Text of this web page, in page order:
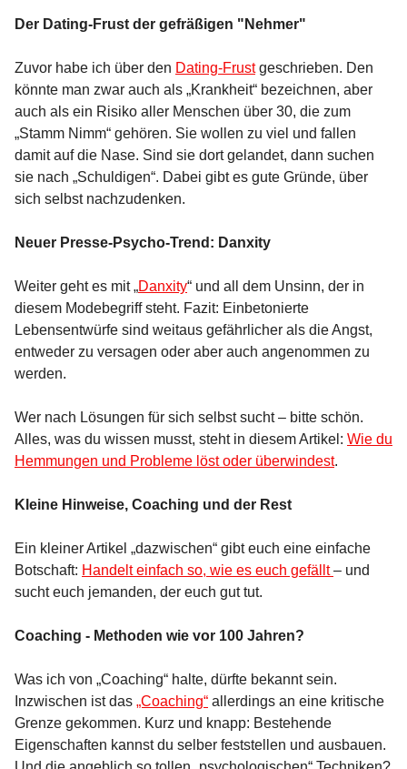
Der Dating-Frust der gefräßigen "Nehmer"
Zuvor habe ich über den Dating-Frustgeschrieben. Den
könnte man zwar auch als „Krankheit“ bezeichnen, aber
auch als ein Risiko aller Menschen über 30, die zum
„Stamm Nimm“ gehören. Sie wollen zu viel und fallen
damit auf die Nase. Sind sie dort gelandet, dann suchen
sie nach „Schuldigen“. Dabei gibt es gute Gründe, über
sich selbst nachzudenken.
Neuer Presse-Psycho-Trend: Danxity
Weiter geht es mit „Danxity“ und all dem Unsinn, der in
diesem Modebegriff steht. Fazit: Einbetonierte
Lebensentwürfe sind weitaus gefährlicher als die Angst,
entweder zu versagen oder aber auch angenommen zu
werden.
Wer nach Lösungen für sich selbst sucht – bitte schön.
Alles, was du wissen musst, steht in diesem Artikel: Wie du
Hemmungen und Probleme löst oder überwindest.
Kleine Hinweise, Coaching und der Rest
Ein kleiner Artikel „dazwischen“ gibt euch eine einfache
Botschaft: Handelt einfach so, wie es euch gefällt– und
sucht euch jemanden, der euch gut tut.
Coaching - Methoden wie vor 100 Jahren?
Was ich von „Coaching“ halte, dürfte bekannt sein.
Inzwischen ist das „Coaching“ allerdings an eine kritische
Grenze gekommen. Kurz und knapp: Bestehende
Eigenschaften kannst du selber feststellen und ausbauen.